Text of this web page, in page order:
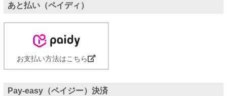
あと払い（ペイディ）
お支払い方法はこちら
Pay-easy（ペイジー）決済